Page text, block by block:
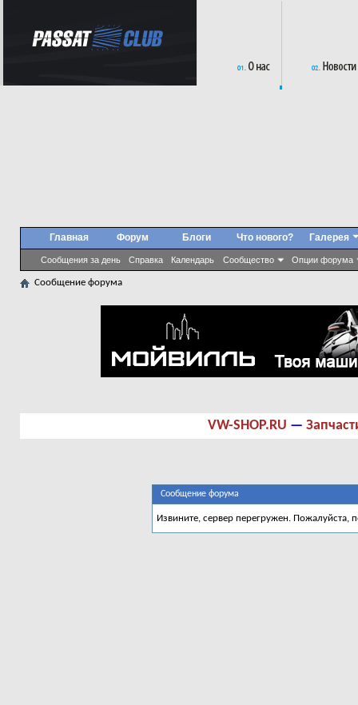
Главная Форум
Сообщения за день Справка Календарь Сообщество Опции форума
Блоги Что нового? Галерея
Сообщение форума
VW-SHOP.RU —
Сообщение форума
Извините, сервер перегружен. Пожалуйста,